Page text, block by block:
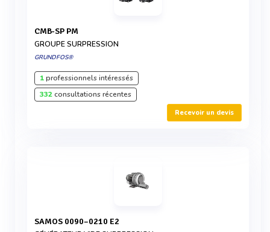
CMB-SP PM
GROUPE SURPRESSION
GRUNDFOS®
1professionnels intéressés
332consultations récentes
Recevoir un devis
SAMOS 0090–0210 E2